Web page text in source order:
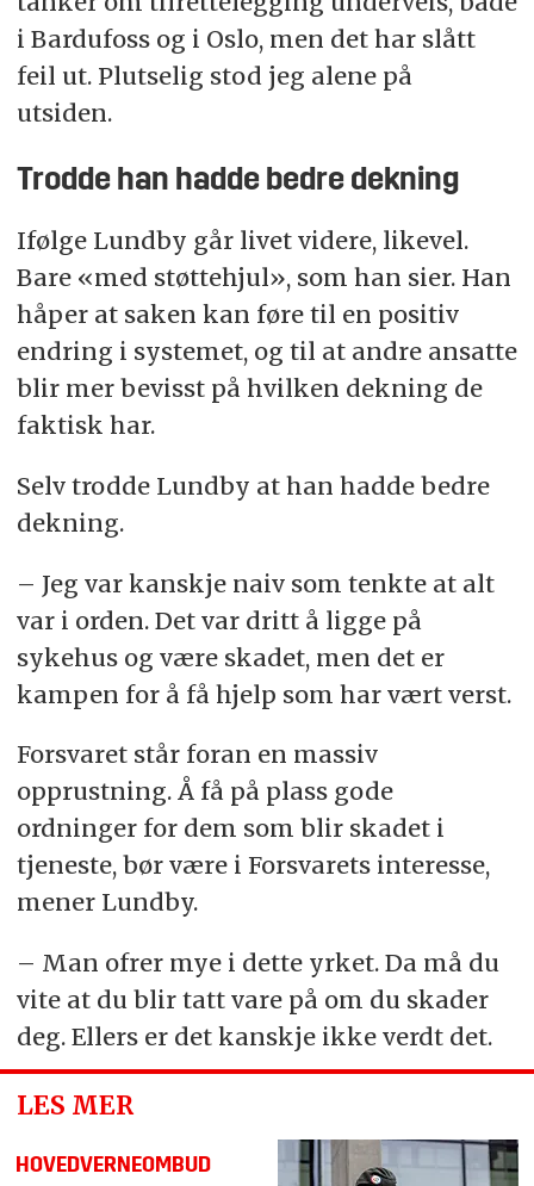
i Bardufoss og i Oslo, men det har slått
feil ut. Plutselig stod jeg alene på
utsiden.
Trodde han hadde bedre dekning
Ifølge Lundby går livet videre, likevel.
Bare «med støttehjul», som han sier. Han
håper at saken kan føre til en positiv
endring i systemet, og til at andre ansatte
blir mer bevisst på hvilken dekning de
faktisk har.
Selv trodde Lundby at han hadde bedre
dekning.
– Jeg var kanskje naiv som tenkte at alt
var i orden. Det var dritt å ligge på
sykehus og være skadet, men det er
kampen for å få hjelp som har vært verst.
Forsvaret står foran en massiv
opprustning. Å få på plass gode
ordninger for dem som blir skadet i
tjeneste, bør være i Forsvarets interesse,
mener Lundby.
– Man ofrer mye i dette yrket. Da må du
vite at du blir tatt vare på om du skader
deg. Ellers er det kanskje ikke verdt det.
LES MER
HOVEDVERNEOMBUD